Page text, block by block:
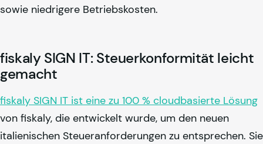
sowie niedrigere Betriebskosten.
fiskalySIGN IT: Steuerkonformität leicht
gemacht
fiskaly SIGN IT ist eine zu 100 % cloudbasierte Lösung
von fiskaly, die entwickelt wurde, um den neuen
italienischen Steueranforderungen zu entsprechen. Sie